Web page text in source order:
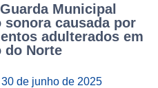
Municipal
causada por
adulterados em
do Norte
30 de junho de 2025